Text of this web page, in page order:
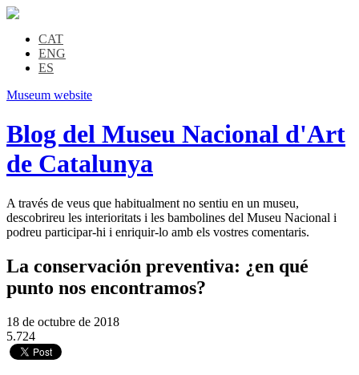
CAT
ENG
ES
Museum website
Blog del Museu Nacional d'Art
de Catalunya
A través de veus que habitualment no sentiu en un museu,
descobrireu les interioritats i les bambolines del Museu Nacional i
podreu participar-hi i enriquir-lo amb els vostres comentaris.
La conservación preventiva: ¿en qué
punto nos encontramos?
18 de octubre de 2018
5.724